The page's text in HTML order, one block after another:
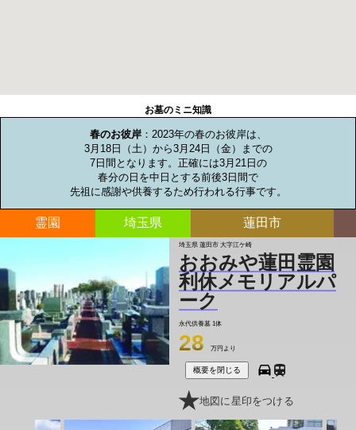
お墓のミニ知識
春のお彼岸：2023年の春のお彼岸は、
3月18日（土）から3月24日（金）までの
7日間となります。正確には3月21日の
春分の日を中日とする前後3日間で
先祖に感謝や供養するため行われる行事です。
霊園 埼玉県 蓮田市
埼玉県 蓮田市 大字江ケ崎
おおみや蓮田霊園
利休メモリアルパ
ーク
永代供養墓 1体
28 万円より
概要を閉じる
地図に星印をつける